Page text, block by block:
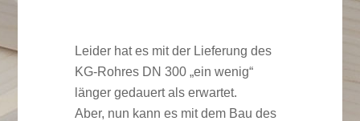
Leider hat es mit der Lieferung des
KG-Rohres DN 300 „ein wenig“
länger gedauert als erwartet.
Aber, nun kann es mit dem Bau des